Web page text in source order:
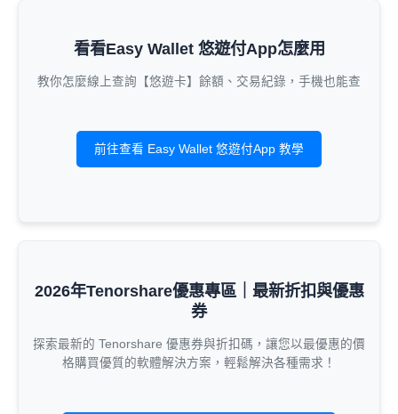
看看Easy Wallet 悠遊付App怎麼用
教你怎麼線上查詢【悠遊卡】餘額、交易紀錄，手機也能查
前往查看 Easy Wallet 悠遊付App 教學
2026年Tenorshare優惠專區｜最新折扣與優惠
券
探索最新的 Tenorshare 優惠券與折扣碼，讓您以最優惠的價
格購買優質的軟體解決方案，輕鬆解決各種需求！